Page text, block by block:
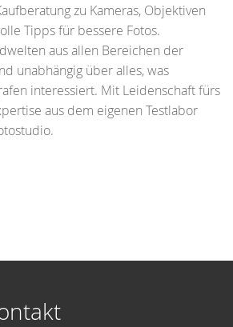
zu Kameras, Objektiven
Tipps für bessere Fotos.
aus allen Bereichen der
unabhängig über alles, was
interessiert. Mit Leidenschaft fürs
aus dem eigenen Testlabor